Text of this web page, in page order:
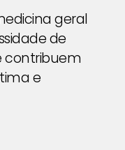
geral
de
contribuem
e